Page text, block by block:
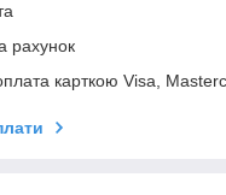
рахунок
карткою Visa,